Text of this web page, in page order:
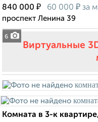
6
840 000 ₽ 60 000 ₽ за
проспект Ленина 39
Виртуальные
Комната в 3-к